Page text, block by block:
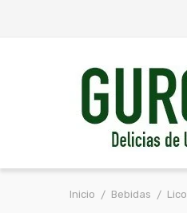
Inicio Bebidas